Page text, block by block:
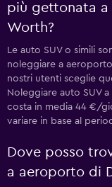
più gettonata a
Worth?
Le auto SUV o simili
noleggiare a
nostri utenti sceglie
Noleggiare auto SUV
costa in media 44 €/
variare in base al
Dove posso
a aeroporto di